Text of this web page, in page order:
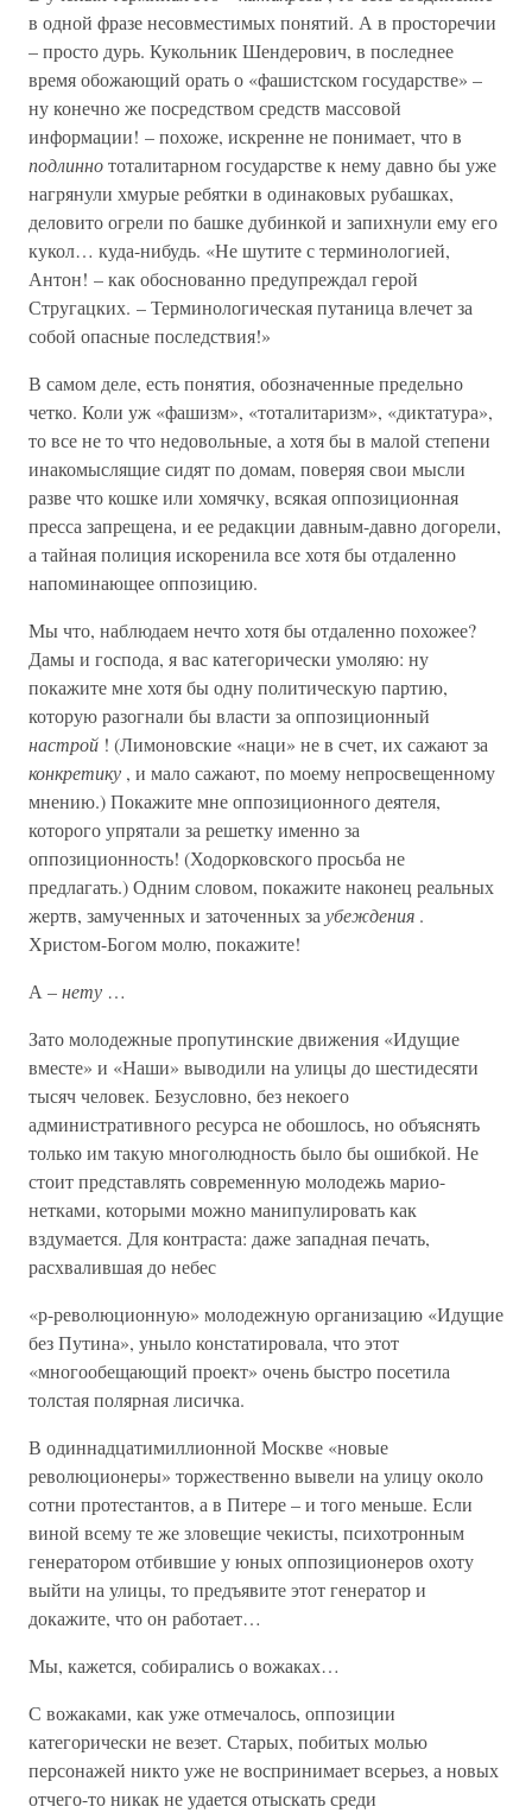
в одной фразе несовместимых понятий. А в просторечии
– просто дурь. Кукольник Шендерович, в последнее
время обожающий орать о «фашистском государстве» –
ну конечно же посредством средств массовой
информации! – похоже, искренне не понимает, что в
подлиннототалитарном государстве к нему давно бы уже
нагрянули хмурые ребятки в одинаковых рубашках,
деловито огрели по башке дубинкой и запихнули ему его
кукол… куда-нибудь. «Не шутите с терминологией,
Антон! – как обоснованно предупреждал герой
Стругацких. – Терминологическая путаница влечет за
собой опасные последствия!»
В самом деле, есть понятия, обозначенные предельно
четко. Коли уж «фашизм», «тоталитаризм», «диктатура»,
то все не то что недовольные, а хотя бы в малой степени
инакомыслящие сидят по домам, поверяя свои мысли
разве что кошке или хомячку, всякая оппозиционная
пресса запрещена, и ее редакции давным-давно догорели,
а тайная полиция искоренила все хотя бы отдаленно
напоминающее оппозицию.
Мы что, наблюдаем нечто хотя бы отдаленно похожее?
Дамы и господа, я вас категорически умоляю: ну
покажите мне хотя бы одну политическую партию,
которую разогнали бы власти за оппозиционный
настрой ! (Лимоновские «наци» не в счет, их сажают за
конкретику , и мало сажают, по моему непросвещенному
мнению.) Покажите мне оппозиционного деятеля,
которого упрятали за решетку именно за
оппозиционность! (Ходорковского просьба не
предлагать.) Одним словом, покажите наконец реальных
жертв, замученных и заточенных за убеждения .
Христом-Богом молю, покажите!
А –нету …
Зато молодежные пропутинские движения «Идущие
вместе» и «Наши» выводили на улицы до шестидесяти
тысяч человек. Безусловно, без некоего
административного ресурса не обошлось, но объяснять
только им такую многолюдность было бы ошибкой. Не
стоит представлять современную молодежь марио-
нетками, которыми можно манипулировать как
вздумается. Для контраста: даже западная печать,
расхвалившая до небес
«р-революционную» молодежную организацию «Идущие
без Путина», уныло констатировала, что этот
«многообещающий проект» очень быстро посетила
толстая полярная лисичка.
В одиннадцатимиллионной Москве «новые
революционеры» торжественно вывели на улицу около
сотни протестантов, а в Питере – и того меньше. Если
виной всему те же зловещие чекисты, психотронным
генератором отбившие у юных оппозиционеров охоту
выйти на улицы, то предъявите этот генератор и
докажите, что он работает…
Мы, кажется, собирались о вожаках…
С вожаками, как уже отмечалось, оппозиции
категорически не везет. Старых, побитых молью
персонажей никто уже не воспринимает всерьез, а новых
отчего-то никак не удается отыскать среди